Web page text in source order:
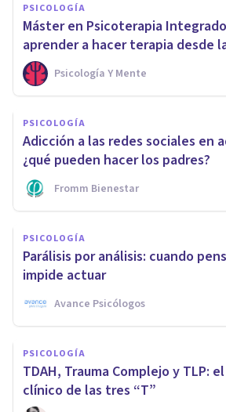
PSICOLOGÍA
Máster en Psicoterapia
aprender a hacer terapia desde
Psicología Y Mente
PSICOLOGÍA
Adicción a las redes sociales en
¿qué pueden hacer los padres?
Fromm Bienestar
PSICOLOGÍA
Parálisis por análisis: cuando
impide actuar
Avance Psicólogos
PSICOLOGÍA
TDAH, Trauma Complejo y TLP:
clínico de las tres “T”